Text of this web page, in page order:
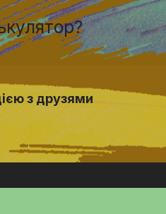
з друзями